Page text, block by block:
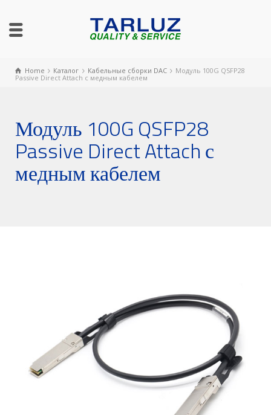
Home Каталог Кабельные сборки DAC
Модуль 100G QSFP28
Passive Direct Attach с медным кабелем
Модуль 100G QSFP28
Passive Direct Attach с
медным кабелем